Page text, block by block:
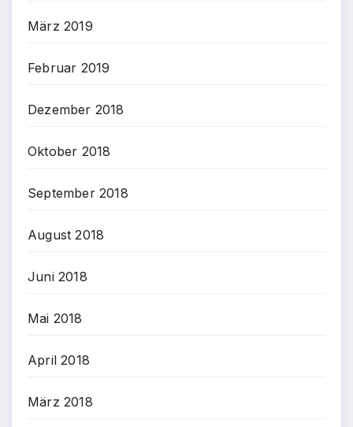
März 2019
Februar 2019
Dezember 2018
Oktober 2018
September 2018
August 2018
Juni 2018
Mai 2018
April 2018
März 2018